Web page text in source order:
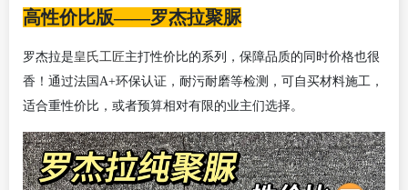
高性价比版——罗杰拉聚脲
罗杰拉是皇氏工匠主打性价比的系列，保障品质的同时价格也很
香！通过法国 A+环保认证，耐污耐磨等检测，可自买材料施工，
适合重性价比，或者预算相对有限的业主们选择。